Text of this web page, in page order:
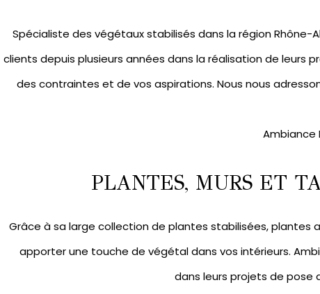
Spécialiste des végétaux stabilisés dans la région
clients depuis plusieurs années dans la réalisation de
des contraintes et de vos aspirations. Nous nous
Ambiance
PLANTES, MURS ET
Grâce à sa large collection de plantes stabilisées,plantes
apporter une touche de végétal dans vos intérieurs.
dans leurs projets de pose